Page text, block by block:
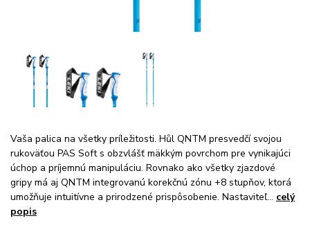
Vaša palica na všetky príležitosti. Hůl QNTM presvedčí svojou
rukoväťou PAS Soft s obzvlášť mäkkým povrchom pre vynikajúci
úchop a príjemnú manipuláciu. Rovnako ako všetky zjazdové
gripy má aj QNTM integrovanú korekčnú zónu +8 stupňov, ktorá
umožňuje intuitívne a prirodzené prispôsobenie. Nastaviteľ... celý
popis